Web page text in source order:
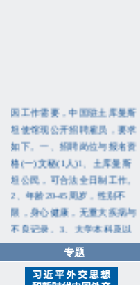
因工作需要，中国驻土库曼斯
坦使馆现公开招聘雇员，要求
如下。一、招聘岗位与报名资
格(一)文秘(1人)1、土库曼斯
坦公民，可合法全日制工作。
2、年龄20-45周岁，性别不
限，身心健康，无重大疾病与
不良记录。3、大学本科及以
上学历，精通俄语、土库曼
语、汉语，写作、翻译公文能
力良好。有翻译工作经历者、
专题